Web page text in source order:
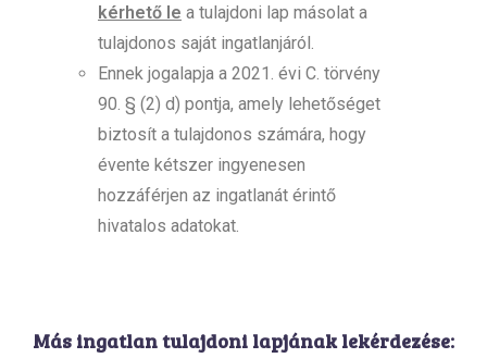
kérhető le a tulajdoni lap másolat a
tulajdonos saját ingatlanjáról.
Ennek jogalapja a 2021. évi C. törvény
90. § (2) d) pontja, amely lehetőséget
biztosít a tulajdonos számára, hogy
évente kétszer ingyenesen
hozzáférjen az ingatlanát érintő
hivatalos adatokat.
Más ingatlan tulajdoni lapjának lekérdezése: